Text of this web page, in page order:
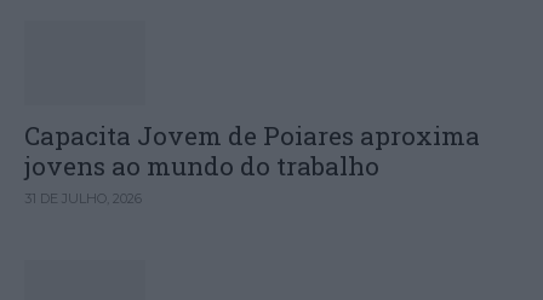
Capacita Jovem de Poiares aproxima
jovens ao mundo do trabalho
31 DE JULHO, 2026